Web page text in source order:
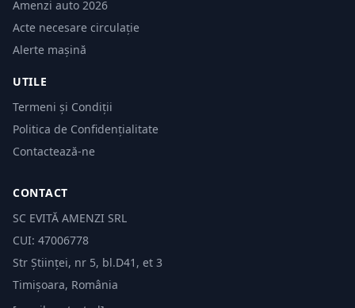
Amenzi auto 2026
Acte necesare circulație
Alerte mașină
UTILE
Termeni și Condiții
Politica de Confidențialitate
Contactează-ne
CONTACT
SC EVITĂ AMENZI SRL
CUI: 47006778
Str Științei, nr 5, bl.D41, et 3
Timișoara, România